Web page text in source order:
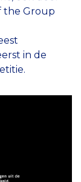
the Group
in de